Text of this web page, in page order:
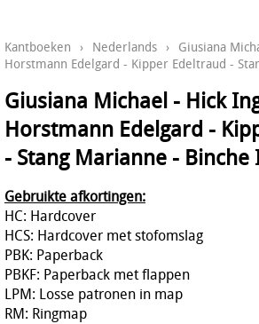
Kantboeken › Nederlands › Giusiana
Horstmann Edelgard - Kipper Edeltraud -
Giusiana Michael - Hick
Horstmann Edelgard -
- Stang Marianne - Binche
Gebruikte afkortingen:
HC: Hardcover
HCS: Hardcover met stofomslag
PBK: Paperback
PBKF: Paperback met flappen
LPM: Losse patronen in map
RM: Ringmap